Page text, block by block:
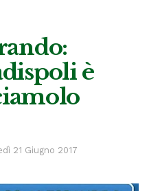
è
21 Giugno 2017